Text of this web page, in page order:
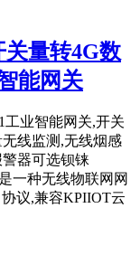
关量转4G数
能网关
工业智能网关,开关
线监测,无线烟感
器可选钡铼
一种无线物联网网
议,兼容KPIIOT云